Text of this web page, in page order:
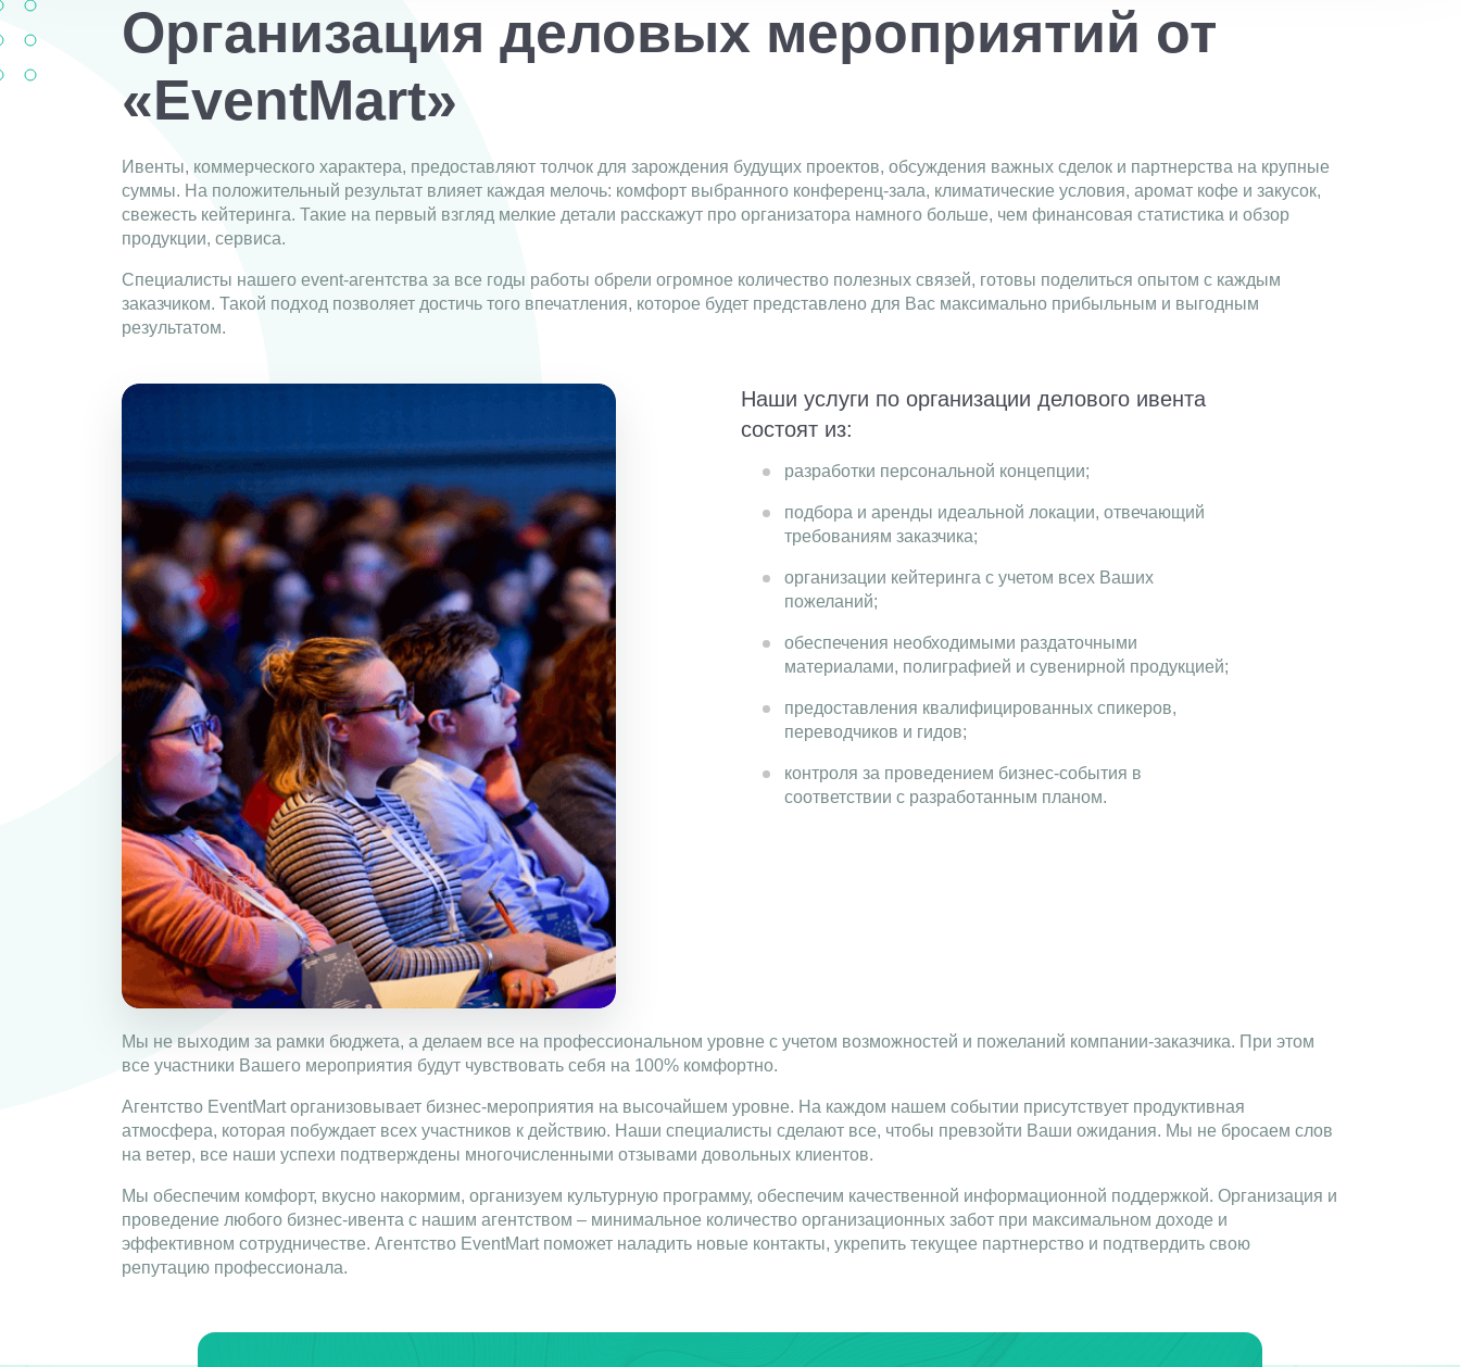
Организация деловых мероприятий от
«EventMart»
Ивенты, коммерческого характера, предоставляют толчок для зарождения будущих проектов, обсуждения важных сделок и партнерства на крупные
суммы. На положительный результат влияет каждая мелочь: комфорт выбранного конференц-зала, климатические условия, аромат кофе и закусок,
свежесть кейтеринга. Такие на первый взгляд мелкие детали расскажут про организатора намного больше, чем финансовая статистика и обзор
продукции, сервиса.
Специалисты нашего event-агентства за все годы работы обрели огромное количество полезных связей, готовы поделиться опытом с каждым
заказчиком. Такой подход позволяет достичь того впечатления, которое будет представлено для Вас максимально прибыльным и выгодным
результатом.
Наши услуги по организации делового ивента
состоят из:
разработки персональной концепции;
подбора и аренды идеальной локации, отвечающий
требованиям заказчика;
организации кейтеринга с учетом всех Ваших
пожеланий;
обеспечения необходимыми раздаточными
материалами, полиграфией и сувенирной продукцией;
предоставления квалифицированных спикеров,
переводчиков и гидов;
контроля за проведением бизнес-события в
соответствии с разработанным планом.
Мы не выходим за рамки бюджета, а делаем все на профессиональном уровне с учетом возможностей и пожеланий компании-заказчика. При этом
все участники Вашего мероприятия будут чувствовать себя на 100% комфортно.
Агентство EventMart организовывает бизнес-мероприятия на высочайшем уровне. На каждом нашем событии присутствует продуктивная
атмосфера, которая побуждает всех участников к действию. Наши специалисты сделают все, чтобы превзойти Ваши ожидания. Мы не бросаем слов
на ветер, все наши успехи подтверждены многочисленными отзывами довольных клиентов.
Мы обеспечим комфорт, вкусно накормим, организуем культурную программу, обеспечим качественной информационной поддержкой. Организация и
проведение любого бизнес-ивента с нашим агентством – минимальное количество организационных забот при максимальном доходе и
эффективном сотрудничестве. Агентство EventMart поможет наладить новые контакты, укрепить текущее партнерство и подтвердить свою
репутацию профессионала.